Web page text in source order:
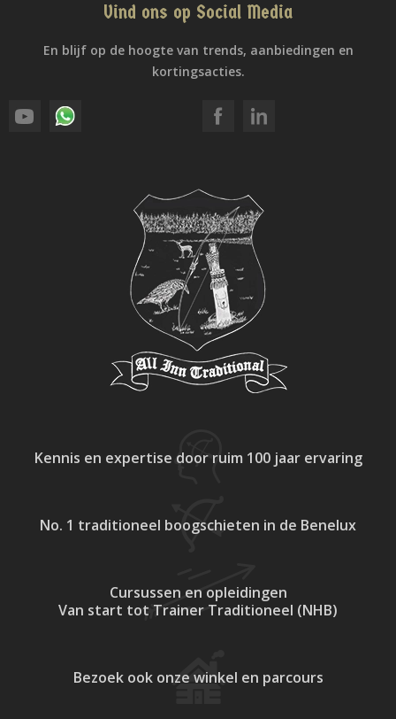
Vind ons op Social Media
En blijf op de hoogte van trends, aanbiedingen en
kortingsacties.
Kennis en expertise door ruim 100 jaar ervaring
No. 1 traditioneel boogschieten in de Benelux
Cursussen en opleidingen
Van start tot Trainer Traditioneel (NHB)
Bezoek ook onze winkel en parcours